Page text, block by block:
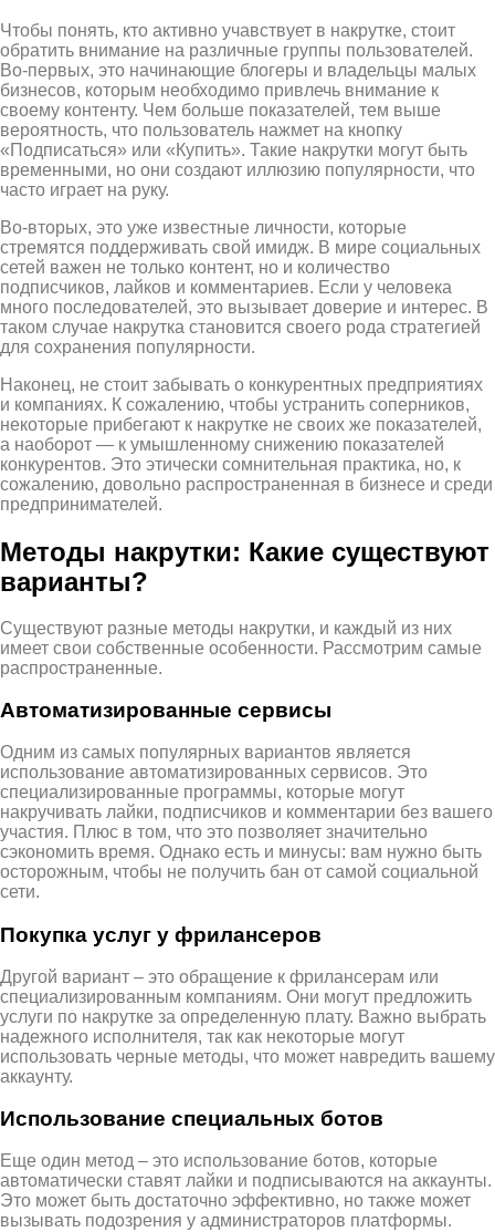
Чтобы понять, кто активно учавствует в накрутке, стоит
обратить внимание на различные группы пользователей.
Во-первых, это начинающие блогеры и владельцы малых
бизнесов, которым необходимо привлечь внимание к
своему контенту. Чем больше показателей, тем выше
вероятность, что пользователь нажмет на кнопку
«Подписаться» или «Купить». Такие накрутки могут быть
временными, но они создают иллюзию популярности, что
часто играет на руку.
Во-вторых, это уже известные личности, которые
стремятся поддерживать свой имидж. В мире социальных
сетей важен не только контент, но и количество
подписчиков, лайков и комментариев. Если у человека
много последователей, это вызывает доверие и интерес. В
таком случае накрутка становится своего рода стратегией
для сохранения популярности.
Наконец, не стоит забывать о конкурентных предприятиях
и компаниях. К сожалению, чтобы устранить соперников,
некоторые прибегают к накрутке не своих же показателей,
а наоборот — к умышленному снижению показателей
конкурентов. Это этически сомнительная практика, но, к
сожалению, довольно распространенная в бизнесе и среди
предпринимателей.
Методы накрутки: Какие существуют
варианты?
Существуют разные методы накрутки, и каждый из них
имеет свои собственные особенности. Рассмотрим самые
распространенные.
Автоматизированные сервисы
Одним из самых популярных вариантов является
использование автоматизированных сервисов. Это
специализированные программы, которые могут
накручивать лайки, подписчиков и комментарии без вашего
участия. Плюс в том, что это позволяет значительно
сэкономить время. Однако есть и минусы: вам нужно быть
осторожным, чтобы не получить бан от самой социальной
сети.
Покупка услуг у фрилансеров
Другой вариант – это обращение к фрилансерам или
специализированным компаниям. Они могут предложить
услуги по накрутке за определенную плату. Важно выбрать
надежного исполнителя, так как некоторые могут
использовать черные методы, что может навредить вашему
аккаунту.
Использование специальных ботов
Еще один метод – это использование ботов, которые
автоматически ставят лайки и подписываются на аккаунты.
Это может быть достаточно эффективно, но также может
вызывать подозрения у администраторов платформы.